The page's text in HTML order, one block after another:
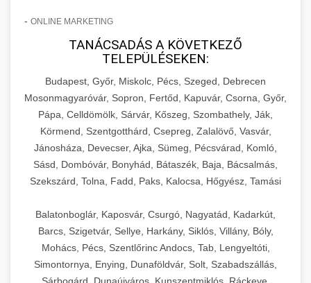
- ONLINE MARKETING
TANÁCSADÁS A KÖVETKEZŐ
TELEPÜLÉSEKEN:
Budapest, Győr, Miskolc, Pécs, Szeged, Debrecen
Mosonmagyaróvár, Sopron, Fertőd, Kapuvár, Csorna, Győr,
Pápa, Celldömölk, Sárvár, Kőszeg, Szombathely, Ják,
Körmend, Szentgotthárd, Csepreg, Zalalövő, Vasvár,
Jánosháza, Devecser, Ajka, Sümeg, Pécsvárad, Komló,
Sásd, Dombóvár, Bonyhád, Bátaszék, Baja, Bácsalmás,
Szekszárd, Tolna, Fadd, Paks, Kalocsa, Hőgyész, Tamási
Balatonboglár, Kaposvár, Csurgó, Nagyatád, Kadarkút,
Barcs, Szigetvár, Sellye, Harkány, Siklós, Villány, Bóly,
Mohács, Pécs, Szentlőrinc Andocs, Tab, Lengyeltóti,
Simontornya, Enying, Dunaföldvár, Solt, Szabadszállás,